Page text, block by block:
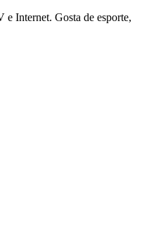
Internet. Gosta de esporte,